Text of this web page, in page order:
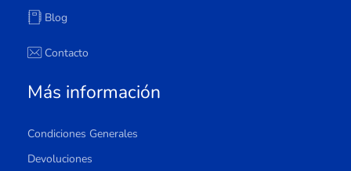
Blog
Contacto
Más información
Condiciones Generales
Devoluciones